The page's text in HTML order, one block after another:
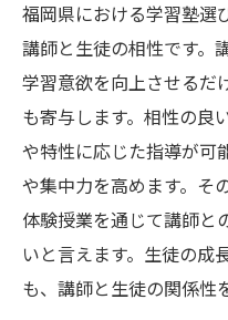
福岡県における学習塾選
講師と生徒の相性です。
学習意欲を向上させるだ
も寄与します。相性の良
や特性に応じた指導が可
や集中力を高めます。そ
体験授業を通じて講師と
いと言えます。生徒の成
も、講師と生徒の関係性